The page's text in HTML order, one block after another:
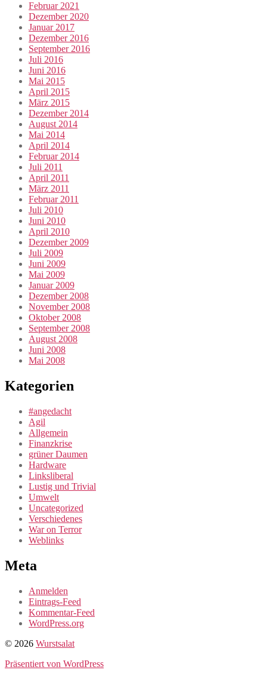
Februar 2021
Dezember 2020
Januar 2017
Dezember 2016
September 2016
Juli 2016
Juni 2016
Mai 2015
April 2015
März 2015
Dezember 2014
August 2014
Mai 2014
April 2014
Februar 2014
Juli 2011
April 2011
März 2011
Februar 2011
Juli 2010
Juni 2010
April 2010
Dezember 2009
Juli 2009
Juni 2009
Mai 2009
Januar 2009
Dezember 2008
November 2008
Oktober 2008
September 2008
August 2008
Juni 2008
Mai 2008
Kategorien
#angedacht
Agil
Allgemein
Finanzkrise
grüner Daumen
Hardware
Linksliberal
Lustig und Trivial
Umwelt
Uncategorized
Verschiedenes
War on Terror
Weblinks
Meta
Anmelden
Eintrags-Feed
Kommentar-Feed
WordPress.org
© 2026 Wurstsalat
Präsentiert von WordPress